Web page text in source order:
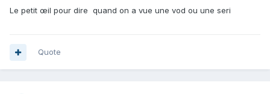
Le petit œil pour dire quand on a vue une vod ou une seri
Quote